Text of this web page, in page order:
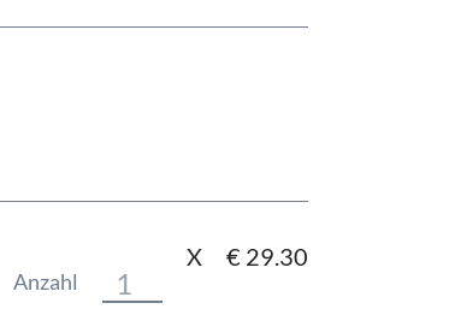
Anzahl
X € 29.30